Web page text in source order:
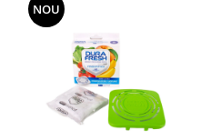
NOU